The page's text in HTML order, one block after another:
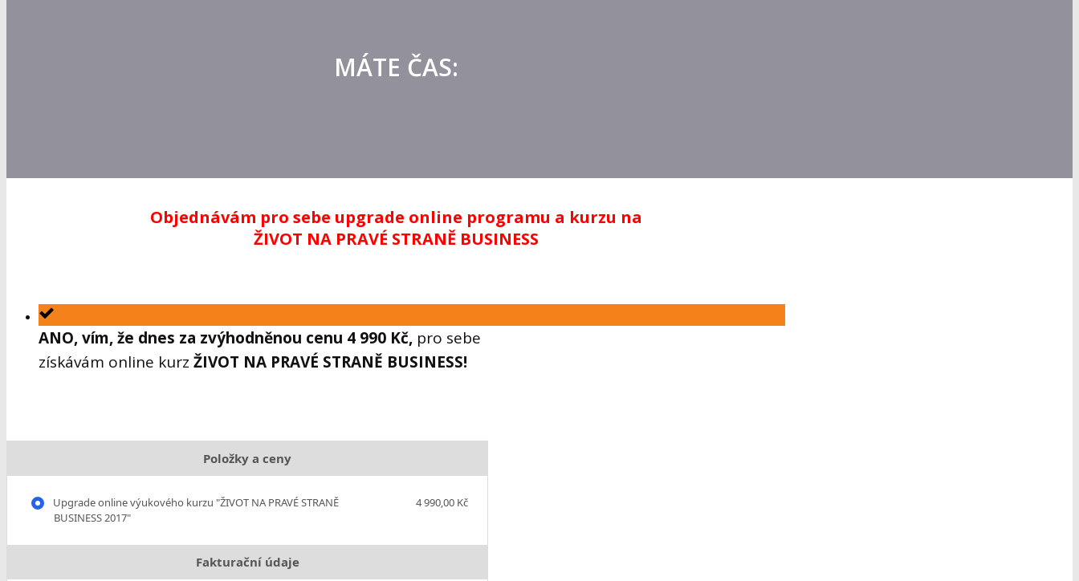
MÁTE ČAS:
Objednávám pro sebe upgrade online programu a kurzu na
ŽIVOT NA PRAVÉ STRANĚ BUSINESS
ANO, vím, že dnes za zvýhodněnou cenu 4 990 Kč, pro sebe
získávám online kurz ŽIVOT NA PRAVÉ STRANĚ BUSINESS!
Položky a ceny
Upgrade online výukového kurzu "ŽIVOT NA PRAVÉ STRANĚ
BUSINESS 2017"
4 990,00 Kč
Fakturační údaje